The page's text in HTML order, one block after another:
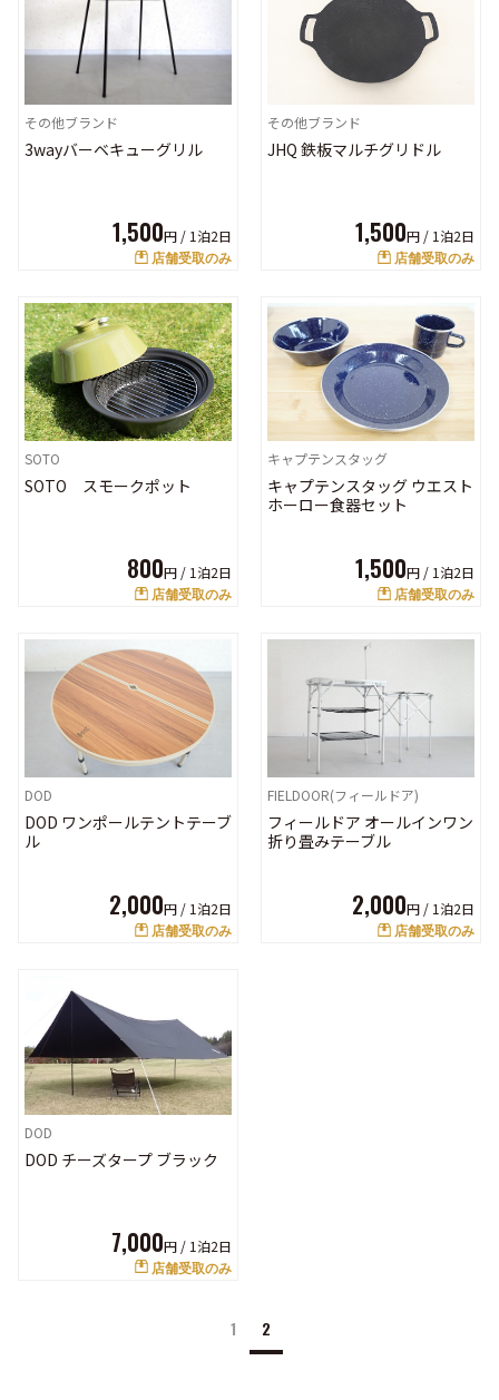
その他ブランド
3wayバーベキューグリル
1,500円 / 1泊2日
店舗受取のみ
その他ブランド
JHQ 鉄板マルチグリドル
1,500円 / 1泊2日
店舗受取のみ
SOTO
SOTO スモークポット
800円 / 1泊2日
店舗受取のみ
キャプテンスタッグ
キャプテンスタッグ ウエスト
ホーロー食器セット
1,500円 / 1泊2日
店舗受取のみ
DOD
DOD ワンポールテントテーブ
ル
2,000円 / 1泊2日
店舗受取のみ
FIELDOOR(フィールドア)
フィールドア オールインワン
折り畳みテーブル
2,000円 /1泊2日
店舗受取のみ
DOD
DOD チーズタープ ブラック
7,000円 / 1泊2日
店舗受取のみ
1 2